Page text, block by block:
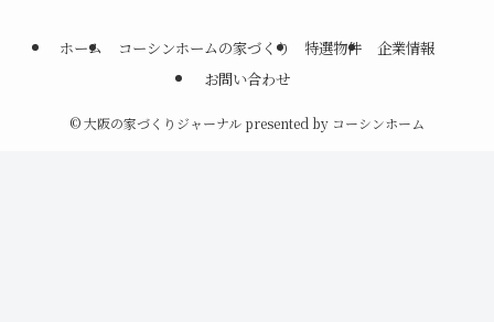
ホーム コーシンホームの家づくり 特選物件
企業情報
お問い合わせ
©大阪の家づくりジャーナル presented by コーシンホーム